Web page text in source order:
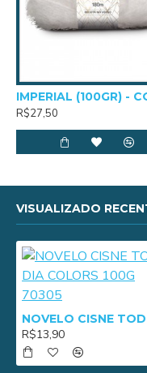
R$27,50
VISUALIZADO
R$13,90